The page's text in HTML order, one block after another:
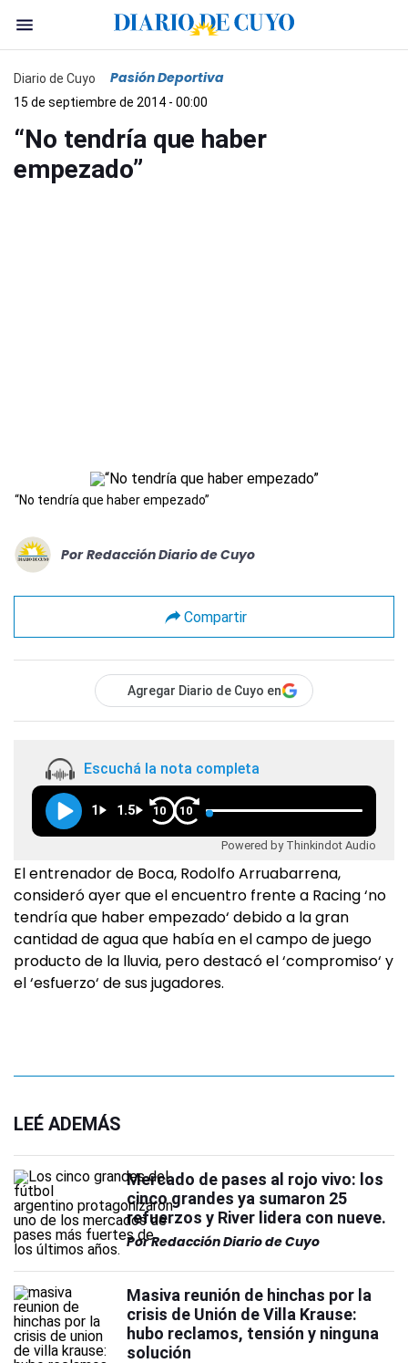
Diario de Cuyo Pasión Deportiva
15 de septiembre de 2014 - 00:00
“No tendría que haber
empezado”
“No tendría que haber empezado”
Por Redacción Diario de Cuyo
Compartir
Agregar Diario de Cuyo en
Escuchá la nota completa
1 1.5 10 10
Powered by Thinkindot Audio
El entrenador de Boca, Rodolfo Arruabarrena,
consideró ayer que el encuentro frente a Racing ‘no
tendría que haber empezado‘ debido a la gran
cantidad de agua que había en el campo de juego
producto de la lluvia, pero destacó el ‘compromiso‘ y
el ‘esfuerzo‘ de sus jugadores.
LEÉ ADEMÁS
Mercado de pases al rojo vivo: los
cinco grandes ya sumaron 25
refuerzos y River lidera con nueve.
PorRedacción Diario de Cuyo
Masiva reunión de hinchas por la
crisis de Unión de Villa Krause:
hubo reclamos, tensión y ninguna
solución